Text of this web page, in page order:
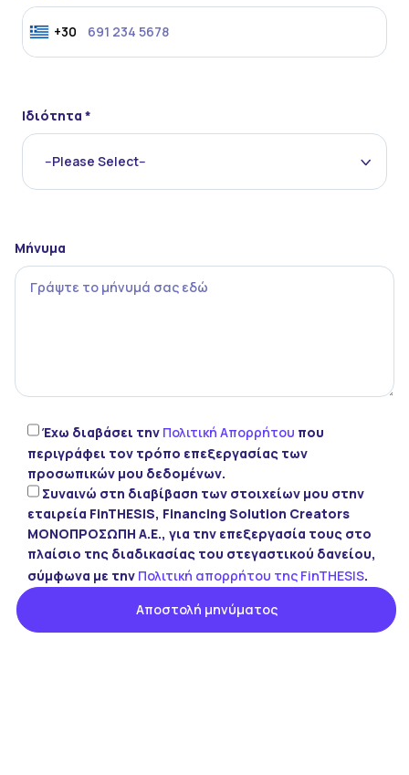
+30
Ιδιότητα *
--Please Select--
Μήνυμα
Έχω διαβάσει την Πολιτική Απορρήτου που
περιγράφει τον τρόπο επεξεργασίας των
προσωπικών μου δεδομένων.
Συναινώ στη διαβίβαση των στοιχείων μου στην
εταιρεία FinTHESIS, Financing Solution Creators
ΜΟΝΟΠΡΟΣΩΠΗ Α.Ε., για την επεξεργασία τους στο
πλαίσιο της διαδικασίας του στεγαστικού δανείου,
σύμφωνα με την Πολιτική απορρήτου της FinTHESIS.